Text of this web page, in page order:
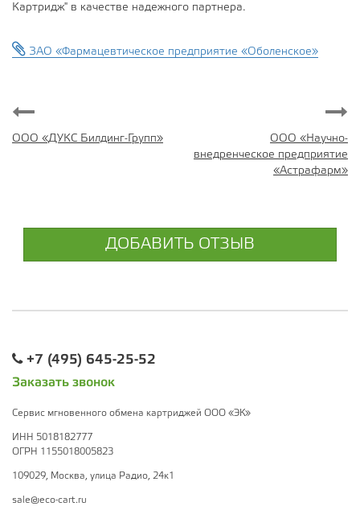
Картридж" в качестве надежного партнера.
ЗАО «Фармацевтическое предприятие «Оболенское»
ООО «ДУКС Билдинг-Групп»
ООО «Научно-
внедренческое предприятие
«Астрафарм»
ДОБАВИТЬ ОТЗЫВ
+7 (495) 645-25-52
Заказать звонок
Сервис мгновенного обмена картриджей ООО «ЭК»
ИНН 5018182777
ОГРН 1155018005823
109029, Москва, улица Радио, 24к1
sale@eco-cart.ru